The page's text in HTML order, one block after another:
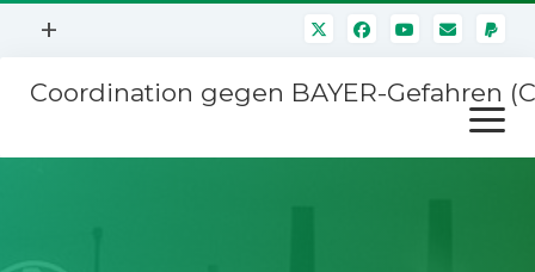
Menü
+
Mitmachen
Coordination gegen BAYER-Gefahren
Menü
öffnen